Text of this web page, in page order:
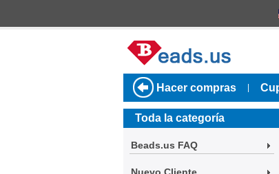
Hacer compras
Toda la categoría
Beads.us FAQ